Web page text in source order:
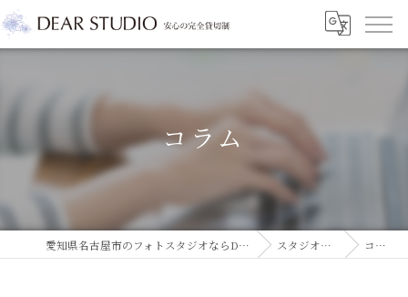
コラム
愛知県名古屋市のフォトスタジオならDEAR STUDIO スタジオコラム コラム